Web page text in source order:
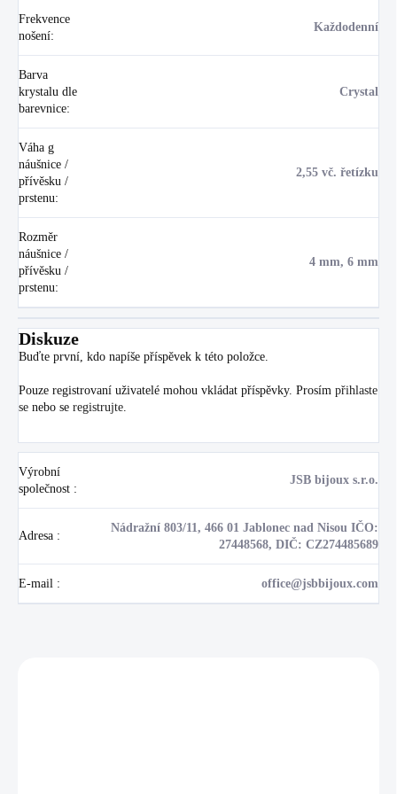
Frekvence
nošení:
Každodenní
Barva
krystalu dle
barevnice:
Crystal
Váha g
náušnice /
přívěsku /
prstenu:
2,55 vč. řetízku
Rozměr
náušnice /
přívěsku /
prstenu:
4 mm, 6 mm
Diskuze
Buďte první, kdo napíše příspěvek k této položce.
Pouze registrovaní uživatelé mohou vkládat příspěvky. Prosím přihlaste
se nebo se registrujte
Výrobní
společnost :
JSB bijoux s.r.o.
Adresa :
Nádražní 803/11, 466 01 Jablonec nad Nisou IČO:
27448568, DIČ: CZ274485689
E-mail : office@jsbbijoux.com